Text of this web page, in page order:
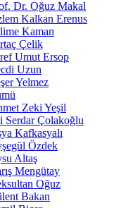
Dr. Oğuz Makal
Kalkan Erenus
Kaman
Çelik
Umut Ersop
Uzun
Yelmez
Zeki Yeşil
Serdar Çolakoğlu
Kafkasyalı
Özdek
Altaş
Mengütay
Oğuz
Bakan